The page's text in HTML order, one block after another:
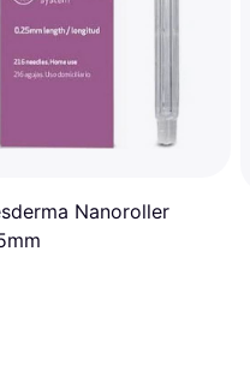
Nanoroller